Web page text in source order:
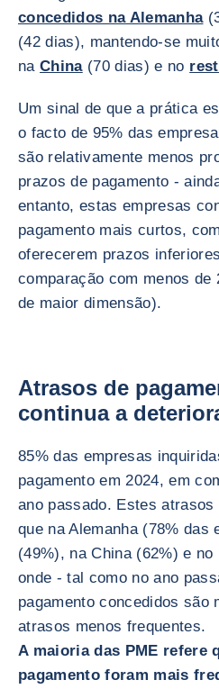
concedidos na Alemanha
(42 dias), mantendo-se
naChina(70 dias) e no
Um sinal de que a prática
o facto de 95% das
são relativamente menos
prazos de pagamento -
entanto, estas empresas
pagamento mais curtos,
oferecerem prazos
comparação com menos de
de maior dimensão).
Atrasos de
continua a
85% das empresas
pagamento em 2024, em
ano passado. Estes
que na Alemanha (78% das
(49%), na China (62%) e
onde - tal como no ano
pagamento concedidos são
atrasos menos frequentes.
A maioria das PME refere
pagamento foram mais